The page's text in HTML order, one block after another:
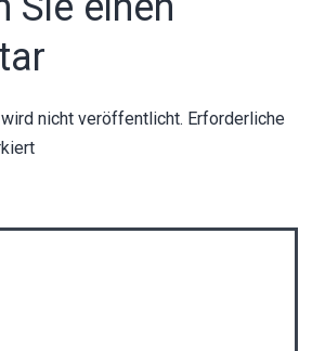
nicht veröffentlicht. Erforderliche